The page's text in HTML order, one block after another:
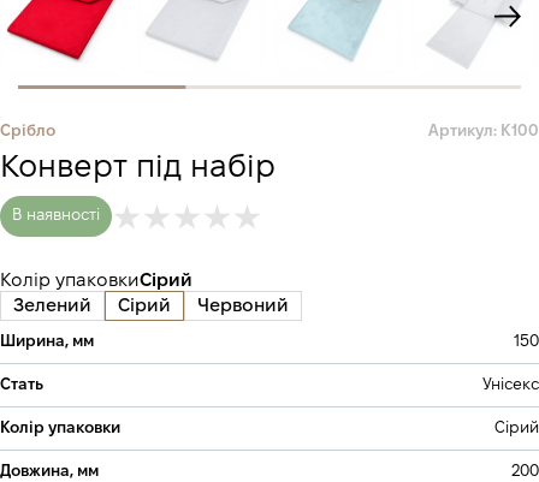
Срібло Артикул: К100
Конверт під набір
В наявності
Колір упаковкиСірий
Зелений
Сірий Червоний
Ширина, мм 150
Стать Унісекс
Колір упаковки Сірий
Довжина, мм 200